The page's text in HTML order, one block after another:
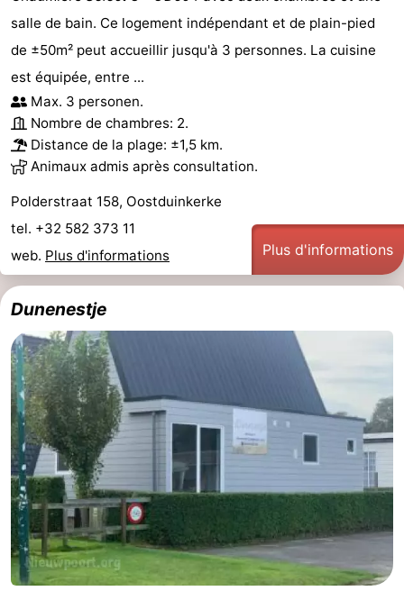
salle de bain. Ce logement indépendant et de plain-pied
de ±50m² peut accueillir jusqu'à 3 personnes. La cuisine
est équipée, entre ...
Max. 3 personen.
Nombre de chambres: 2.
Distance de la plage: ±1,5 km.
Animaux admis après consultation.
Polderstraat 158, Oostduinkerke
tel. +32 582 373 11
web. Plus d'informations Plus d'informations
Dunenestje